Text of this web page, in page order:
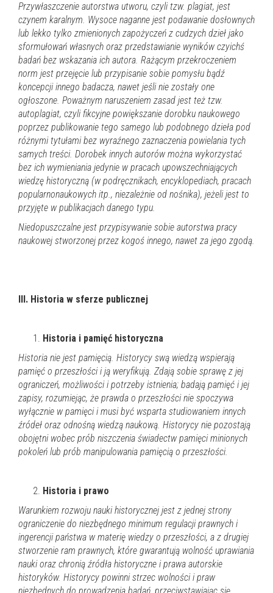
Przywłaszczenie autorstwa utworu, czyli tzw. plagiat, jest
czynem karalnym. Wysoce naganne jest podawanie dosłownych
lub lekko tylko zmienionych zapożyczeń z cudzych dzieł jako
sformułowań własnych oraz przedstawianie wyników czyichś
badań bez wskazania ich autora. Rażącym przekroczeniem
norm jest przejęcie lub przypisanie sobie pomysłu bądź
koncepcji innego badacza, nawet jeśli nie zostały one
ogłoszone. Poważnym naruszeniem zasad jest też tzw.
autoplagiat, czyli fikcyjne powiększanie dorobku naukowego
poprzez publikowanie tego samego lub podobnego dzieła pod
różnymi tytułami bez wyraźnego zaznaczenia powielania tych
samych treści. Dorobek innych autorów można wykorzystać
bez ich wymieniania jedynie w pracach upowszechniających
wiedzę historyczną (w podręcznikach, encyklopediach, pracach
popularnonaukowych itp., niezależnie od nośnika), jeżeli jest to
przyjęte w publikacjach danego typu.
Niedopuszczalne jest przypisywanie sobie autorstwa pracy
naukowej stworzonej przez kogoś innego, nawet za jego zgodą.
III. Historia w sferze publicznej
Historia i pamięć historyczna
Historia nie jest pamięcią. Historycy swą wiedzą wspierają
pamięć o przeszłości i ją weryfikują. Zdają sobie sprawę z jej
ograniczeń, możliwości i potrzeby istnienia; badają pamięć i jej
zapisy, rozumiejąc, że prawda o przeszłości nie spoczywa
wyłącznie w pamięci i musi być wsparta studiowaniem innych
źródeł oraz odnośną wiedzą naukową. Historycy nie pozostają
obojętni wobec prób niszczenia świadectw pamięci minionych
pokoleń lub prób manipulowania pamięcią o przeszłości.
Historia i prawo
Warunkiem rozwoju nauki historycznej jest z jednej strony
ograniczenie do niezbędnego minimum regulacji prawnych i
ingerencji państwa w materię wiedzy o przeszłości, a z drugiej
stworzenie ram prawnych, które gwarantują wolność uprawiania
nauki oraz chronią źródła historyczne i prawa autorskie
historyków. Historycy powinni strzec wolności i praw